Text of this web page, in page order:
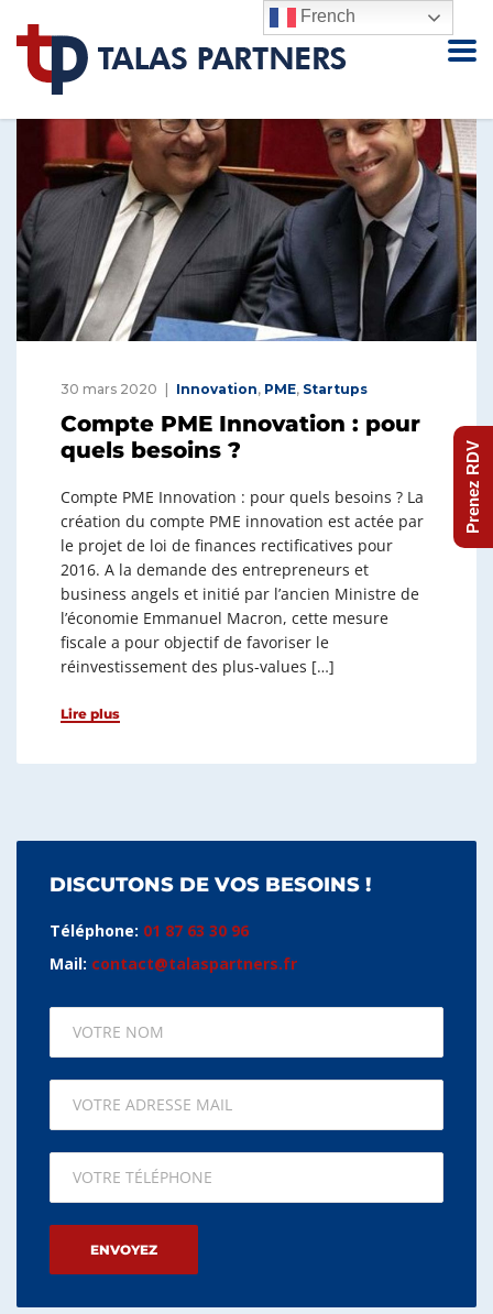
30 mars 2020 Innovation, PME, Startups
Compte PME Innovation : pour
quels besoins ?
Compte PME Innovation : pour quels besoins ? La
création du compte PME innovation est actée par
le projet de loi de finances rectificatives pour
2016. A la demande des entrepreneurs et
business angels et initié par l’ancien Ministre de
l’économie Emmanuel Macron, cette mesure
fiscale a pour objectif de favoriser le
réinvestissement des plus-values […]
Lire plus
DISCUTONS DE VOS BESOINS !
Téléphone: 01 87 63 30 96
Mail: contact@talaspartners.fr
Please leave this field empty.
French
Prenez RDV